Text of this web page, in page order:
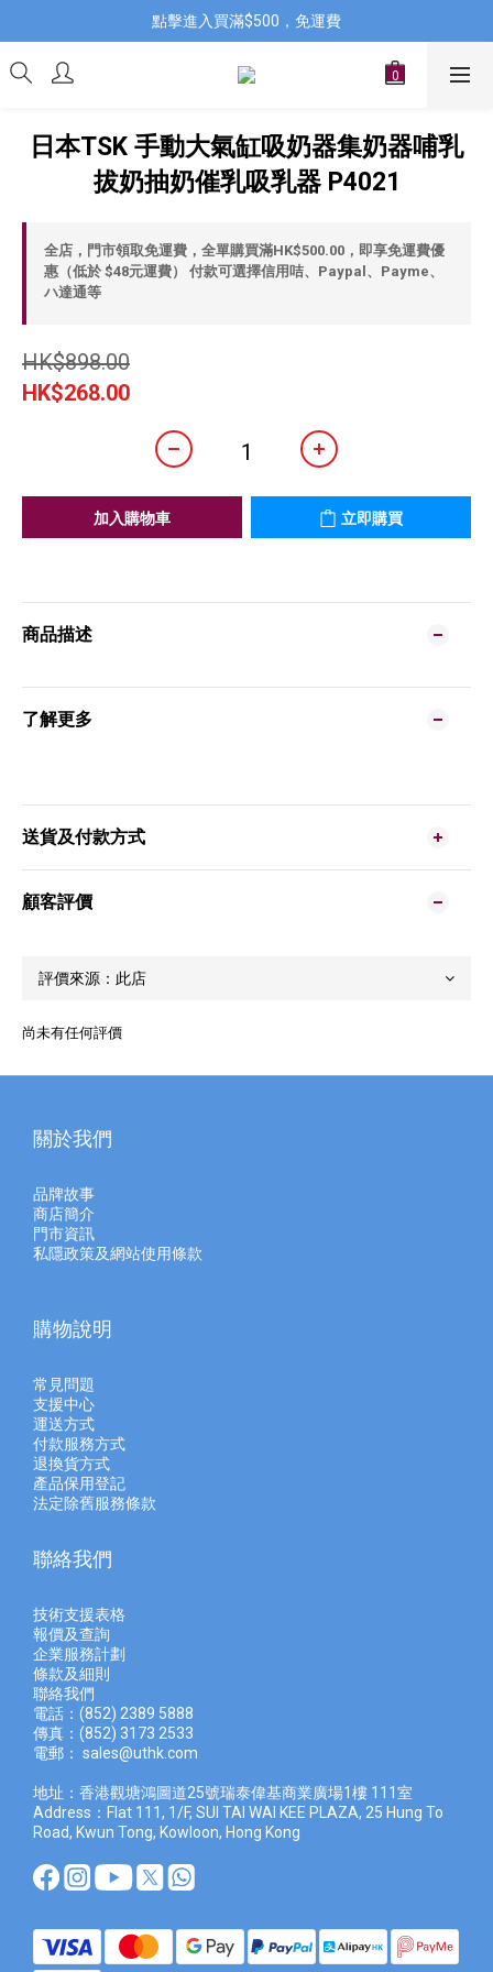
點擊進入買滿$500，免運費
日本TSK 手動大氣缸吸奶器集奶器哺乳
拔奶抽奶催乳吸乳器 P4021
全店，門市領取免運費，全單購買滿HK$500.00，即享免運費優
惠（低於 $48元運費） 付款可選擇信用咭、Paypal、Payme、
ハ達通等
HK$898.00
HK$268.00
加入購物車 立即購買
商品描述
了解更多
送貨及付款方式
顧客評價
尚未有任何評價
關於我們
品牌故事
商店簡介
門市資訊
私隱政策及網站使用條款
購物說明
常見問題
支援中心
運送方式
付款服務方式
退換貨方式
產品保用登記
法定除舊服務條款
聯絡我們
技術支援表格
報價及查詢
企業服務計劃
條款及細則
聯絡我們
電話：(852) 2389 5888
傳真：(852) 3173 2533
電郵： sales@uthk.com
地址：香港觀塘鴻圖道25號瑞泰偉基商業廣場1樓 111室
Address：Flat 111, 1/F, SUI TAI WAI KEE PLAZA, 25 Hung To
Road, Kwun Tong, Kowloon, Hong Kong